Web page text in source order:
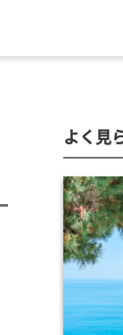
よく見